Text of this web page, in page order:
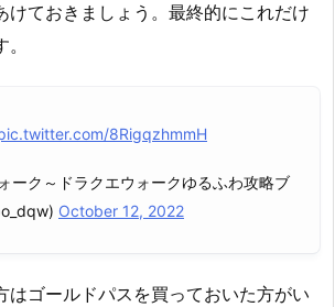
けておきましょう。最終的にこれだけ
8RigqzhmmH
ーク～ドラクエウォークゆるふわ攻略ブ
October 12, 2022
はゴールドパスを買っておいた方がい